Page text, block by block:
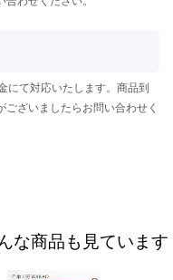
にて対応いたします。商品到
ざいましたらお問い合わせく
な商品も見ています